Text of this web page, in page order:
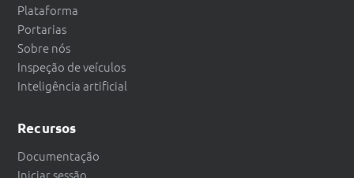
Plataforma
Portarias
Sobre nós
Inspeção de veículos
Inteligência artificial
Recursos
Documentação
Iniciar sessão